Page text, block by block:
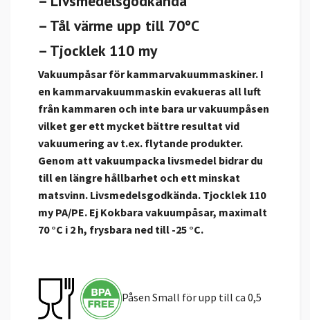
– Tål värme upp till 70°C
– Tjocklek 110 my
Vakuumpåsar för kammarvakuummaskiner. I
en kammarvakuummaskin evakueras all luft
från kammaren och inte bara ur vakuumpåsen
vilket ger ett mycket bättre resultat vid
vakuumering av t.ex. flytande produkter.
Genom att vakuumpacka livsmedel bidrar du
till en längre hållbarhet och ett minskat
matsvinn. Livsmedelsgodkända. Tjocklek 110
my PA/PE. Ej Kokbara vakuumpåsar, maximalt
70 °C i 2 h, frysbara ned till -25 °C.
Påsen Small för upp till ca 0,5